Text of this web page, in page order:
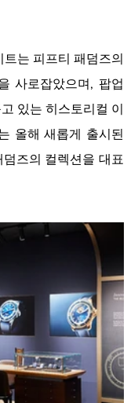
는 피프티 패덤즈의
사로잡았으며, 팝업
있는 히스토리컬 이
올해 새롭게 출시된
즈의 컬렉션을 대표